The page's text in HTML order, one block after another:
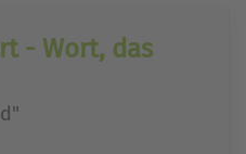
- Wort, das